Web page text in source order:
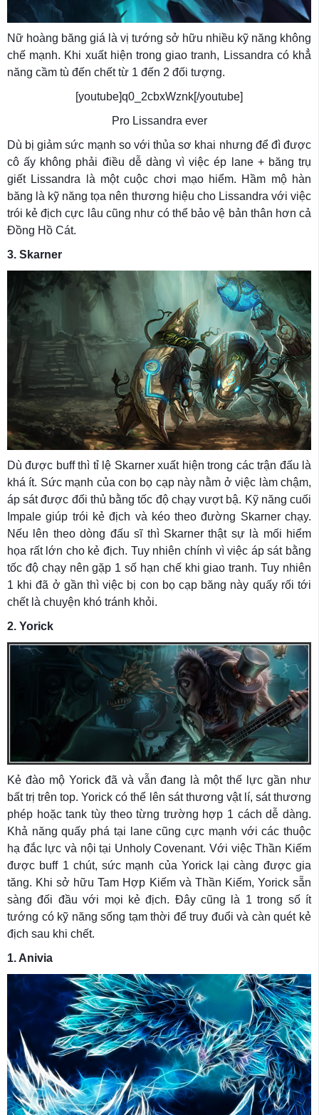
Nữ hoàng băng giá là vị tướng sở hữu nhiều kỹ năng không
chế mạnh. Khi xuất hiện trong giao tranh, Lissandra có khẳ
năng cầm tù đến chết từ 1 đến 2 đối tượng.
[youtube]q0_2cbxWznk[/youtube]
Pro Lissandra ever
Dù bị giảm sức mạnh so với thủa sơ khai nhưng để đì được
cô ấy không phải điều dễ dàng vì việc ép lane + băng trụ
giết Lissandra là một cuộc chơi mạo hiểm. Hầm mộ hàn
băng là kỹ năng tọa nên thương hiệu cho Lissandra với việc
trói kẻ địch cực lâu cũng như có thể bảo vệ bản thân hơn cả
Đồng Hồ Cát.
3. Skarner
Dù được buff thì tỉ lệ Skarner xuất hiện trong các trận đấu là
khá ít. Sức mạnh của con bọ cạp này nằm ở việc làm chậm,
áp sát được đối thủ bằng tốc độ chạy vượt bậ. Kỹ năng cuối
Impale giúp trói kẻ địch và kéo theo đường Skarner chạy.
Nếu lên theo dòng đấu sĩ thì Skarner thật sự là mối hiểm
họa rất lớn cho kẻ địch. Tuy nhiên chính vì việc áp sát bằng
tốc độ chạy nên gặp 1 số hạn chế khi giao tranh. Tuy nhiên
1 khi đã ở gần thì việc bị con bọ cạp băng này quấy rối tới
chết là chuyện khó tránh khỏi.
2. Yorick
Kẻ đào mộ Yorick đã và vẫn đang là một thế lực gần như
bất trị trên top. Yorick có thể lên sát thương vật lí, sát thương
phép hoặc tank tùy theo từng trường hợp 1 cách dễ dàng.
Khả năng quấy phá tại lane cũng cực mạnh với các thuộc
hạ đắc lực và nội tại Unholy Covenant. Với việc Thần Kiếm
được buff 1 chút, sức mạnh của Yorick lại càng được gia
tăng. Khi sở hữu Tam Hợp Kiếm và Thần Kiếm, Yorick sẵn
sàng đối đầu với mọi kẻ địch. Đây cũng là 1 trong số ít
tướng có kỹ năng sống tạm thời để truy đuổi và càn quét kẻ
địch sau khi chết.
1. Anivia